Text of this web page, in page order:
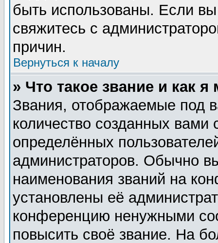
быть использованы. Если
свяжитесь с
причин.
Вернуться к началу
» Что такое звание и как я
Звания, отображаемые под
количество созданных
определённых
администраторов. Обычно
наименования званий на
установлены её
конференцию ненужными
повысить своё звание. На